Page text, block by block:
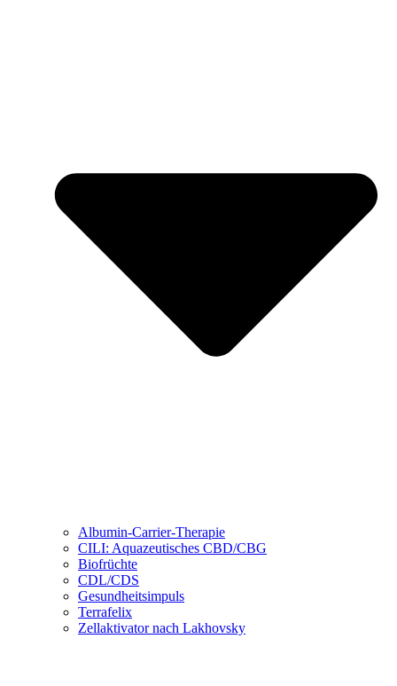
Albumin-Carrier-Therapie
CILI: Aquazeutisches CBD/CBG
Biofrüchte
CDL/CDS
Gesundheitsimpuls
Terrafelix
Zellaktivator nach Lakhovsky